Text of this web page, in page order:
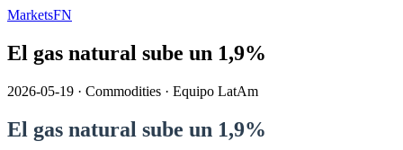
MarketsFN
El gas natural sube un 1,9%
2026-05-19 · Commodities · Equipo LatAm
El gas natural sube un 1,9%